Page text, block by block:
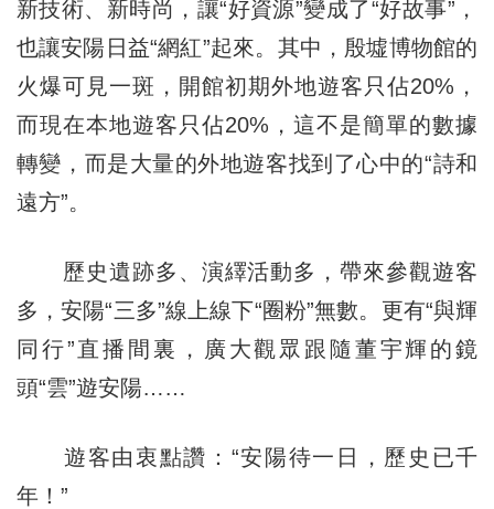
新技術、新時尚，讓“好資源”變成了“好故事”，
也讓安陽日益“網紅”起來。其中，殷墟博物館的
火爆可見一斑，開館初期外地遊客只佔20%，
而現在本地遊客只佔20%，這不是簡單的數據
轉變，而是大量的外地遊客找到了心中的“詩和
遠方”。
歷史遺跡多、演繹活動多，帶來參觀遊客
多，安陽“三多”線上線下“圈粉”無數。更有“與輝
同行”直播間裏，廣大觀眾跟隨董宇輝的鏡
頭“雲”遊安陽……
遊客由衷點讚：“安陽待一日，歷史已千
年！”